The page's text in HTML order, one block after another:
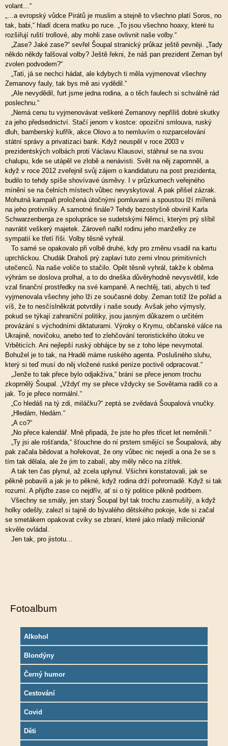
volant…“
„…a evropský vůdce Pirátů je muslim a stejně to všechno platí Soros, no
tak, babi,“ hladí dcera matku po ruce. „To jsou všechno hoaxy, které tu
rozšiřují ruští trollové, aby mohli zase ovlivnit naše volby.“
„Zase? Jaké zase?“ sevřel Šoupal stranický průkaz ještě pevněji. „Tady
někdo někdy falšoval volby? Ještě řekni, že náš pan prezident Zeman byl
zvolen podvodem?“
„Tati, já se nechci hádat, ale kdybych ti měla vyjmenovat všechny
Zemanovy fauly, tak bys mě asi vydědil.“
„Ale nevydědil, furt jsme jedna rodina, a o těch faulech si schválně rád
poslechnu.“
„Nemá cenu tu vyjmenovávat veškeré Zemanovy nepříliš dobré skutky
za jeho předsednictví. Stačí jenom v kostce: opoziční smlouva, ruský
dluh, bamberský kufřík, akce Olovo a to nemluvím o rozparcelování
státní správy a privatizaci bank. Když neuspěl v roce 2003 v
prezidentských volbách proti Václavu Klausovi, stáhnul se na svou
chalupu, kde se utápěl ve zlobě a nenávisti. Svět na něj zapomněl, a
když v roce 2012 zveřejnil svůj zájem o kandidaturu na post prezidenta,
budilo to tehdy spíše shovívavé úsměvy. I v průzkumech veřejného
mínění se na čelních místech vůbec nevyskytoval. A pak přišel zázrak.
Mohutná kampaň proložená útočnými pomluvami a spoustou lží mířená
na jeho protivníky. A samotné finále? Tehdy bezostyšně obvinil Karla
Schwarzenberga ze spolupráce se sudetskými Němci, kterým prý slíbil
navrátit veškerý majetek. Zároveň nařkl rodinu jeho manželky ze
sympatií ke třetí říši. Volby těsně vyhrál.
To samé se opakovalo při volbě druhé, kdy pro změnu vsadil na kartu
uprchlickou. Chudák Drahoš prý zaplaví tuto zemi vlnou primitivních
utečenců. Na naše voliče to stačilo. Opět těsně vyhrál, takže k oběma
výhrám se doslova prolhal, a to do dneška důvěryhodně nevysvětlil, kde
vzal finanční prostředky na své kampaně. A nechtěj, tati, abych ti teď
vyjmenovala všechny jeho lži ze současné doby. Zeman totiž lže pořád a
víš, že to nesčíslněkrát potvrdily i naše soudy. Avšak jeho výmysly,
pokud se týkají zahraniční politiky, jsou jasným důkazem o určitém
provázání s východními diktaturami. Výroky o Krymu, občanské válce na
Ukrajině, novičoku, anebo teď to zlehčování teroristického útoku ve
Vrběticích. Ani nejlepší ruský obhájce by se z toho lépe nevymotal.
Bohužel je to tak, na Hradě máme ruského agenta. Poslušného sluhu,
který si teď musí do něj vložené ruské peníze poctivě odpracovat.“
„Jenže to tak přece bylo odjakživa,“ brání se přece jenom trochu
zkoprnělý Šoupal. „Vždyť my se přece vždycky se Sovětama radili co a
jak. To je přece normální.“
„Co hledáš na tý zdi, miláčku?“ zeptá se zvědavá Šoupalová vnučky.
„Hledám, hledám.“
„A co?“
„No přece kalendář. Mně připadá, že jste ho přes třicet let neměnili.“
„Ty jsi ale rošťanda,“ šťouchne do ní prstem smějící se Šoupalová, aby
pak začala bědovat a hořekovat, že ony vůbec nic nejedí a ona že se s
tím tak dělala, ale že jim to zabalí, aby měly něco na zítřek.
A tak ten čas plynul, až zcela uplynul. Všichni konstatovali, jak se
pěkně pobavili a jak je to pěkné, když rodina drží pohromadě. Když si tak
rozumí. A přijďte zase co nejdřív, ať si o tý politice pěkně podrbem.
Všechny se smály, jen starý Šoupal byl tak trochu zasmušilý, a když
holky odešly, zalezl si tajně do bývalého dětského pokoje, kde si začal
se smetákem opakovat cviky se zbraní, které jako mladý milicionář
skvěle ovládal.
Jen tak, pro jistotu…
Fotoalbum
Alkohol
Blondýny
Černý humor
Cestování
Covid
Děti